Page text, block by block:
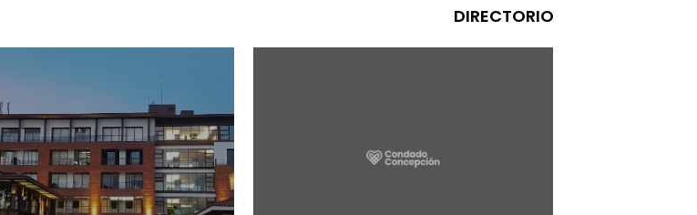
DIRECTORIO